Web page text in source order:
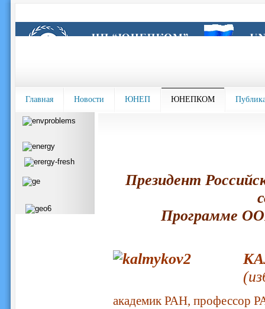
Главная Новости ЮНЕП ЮНЕПКОМ
Президент
Программе
академик РАН, профессор